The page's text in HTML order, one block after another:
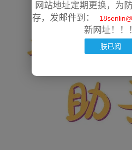
网站地址定期更换，为
存，发邮件到：
新网址！！！
朕已阅